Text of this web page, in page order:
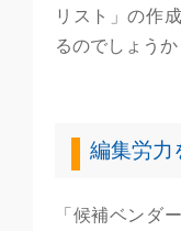
リスト」の作
るのでしょうか
編集労力
「候補ベンダ